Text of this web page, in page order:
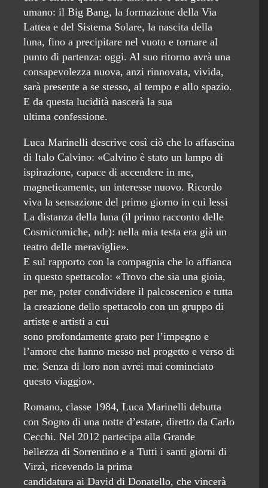
umano: il Big Bang, la formazione della Via
Lattea e del Sistema Solare, la nascita della
luna, fino a precipitare nel vuoto e tornare al
punto di partenza: oggi. Al suo ritorno avrà una
consapevolezza nuova, anzi rinnovata, vivida,
sarà presente a se stesso, al tempo e allo spazio.
E da questa lucidità nascerà la sua
ultima confessione.
Luca Marinelli descrive così ciò che lo affascina
di Italo Calvino: «Calvino è stato un lampo di
ispirazione, capace di accendere in me,
magneticamente, un interesse nuovo. Ricordo
viva la sensazione del primo giorno in cui lessi
La distanza della luna (il primo racconto delle
Cosmicomiche, ndr): nella mia testa era già un
teatro delle meraviglie».
E sul rapporto con la compagnia che lo affianca
in questo spettacolo: «Trovo che sia una gioia,
per me, poter condividere il palcoscenico e tutta
la creazione dello spettacolo con un gruppo di
artiste e artisti a cui
sono profondamente grato per l’impegno e
l’amore che hanno messo nel progetto e verso di
me. Senza di loro non avrei mai cominciato
questo viaggio».
Romano, classe 1984, Luca Marinelli debutta
con Sogno di una notte d’estate, diretto da Carlo
Cecchi. Nel 2012 partecipa alla Grande
bellezza di Sorrentino e a Tutti i santi giorni di
Virzì, ricevendo la prima
candidatura ai David di Donatello, che vincerà